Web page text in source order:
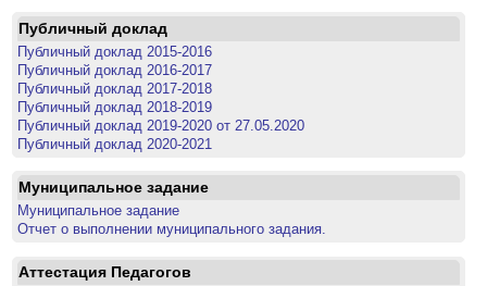
Публичный доклад
Публичный доклад 2015-2016
Публичный доклад 2016-2017
Публичный доклад 2017-2018
Публичный доклад 2018-2019
Публичный доклад 2019-2020 от 27.05.2020
Публичный доклад 2020-2021
Муниципальное задание
Муниципальное задание
Отчет о выполнении муниципального задания.
Аттестация Педагогов